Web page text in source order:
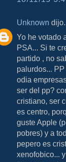
Unknown
Yo he votado
PSA... Si te
partido , no
palurdos...
odia
ser del pp?
cristiano, ser
es centro,
guste Apple
pobres) y a
pepero es
xenofobico...